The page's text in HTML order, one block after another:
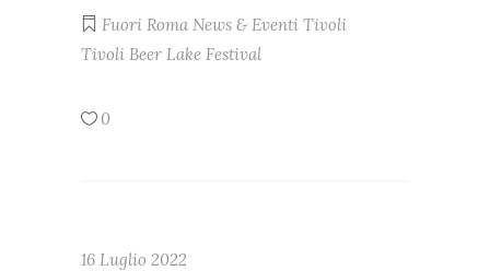
Fuori Roma News & Eventi Tivoli
Tivoli Beer Lake Festival
0
16 Luglio 2022